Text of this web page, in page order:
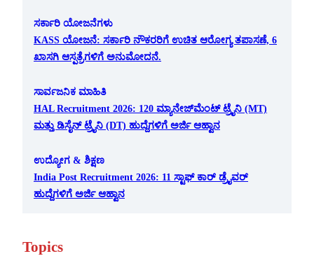
ಸರ್ಕಾರಿ ಯೋಜನೆಗಳು
KASS ಯೋಜನೆ: ಸರ್ಕಾರಿ ನೌಕರರಿಗೆ ಉಚಿತ ಆರೋಗ್ಯ ತಪಾಸಣೆ, 6
ಖಾಸಗಿ ಆಸ್ಪತ್ರೆಗಳಿಗೆ ಅನುಮೋದನೆ.
ಸಾರ್ವಜನಿಕ ಮಾಹಿತಿ
HAL Recruitment 2026: 120 ಮ್ಯಾನೇಜ್‌ಮೆಂಟ್ ಟ್ರೈನಿ (MT)
ಮತ್ತು ಡಿಸೈನ್ ಟ್ರೈನಿ (DT) ಹುದ್ದೆಗಳಿಗೆ ಅರ್ಜಿ ಆಹ್ವಾನ
ಉದ್ಯೋಗ & ಶಿಕ್ಷಣ
India Post Recruitment 2026: 11 ಸ್ಟಾಫ್ ಕಾರ್ ಡ್ರೈವರ್
ಹುದ್ದೆಗಳಿಗೆ ಅರ್ಜಿ ಆಹ್ವಾನ
Topics